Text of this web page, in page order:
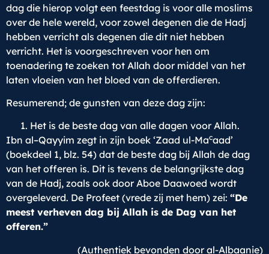
dag die hierop volgt een feestdag is voor alle moslims
over de hele wereld, voor zowel degenen die de Hadj
hebben verricht als degenen die dit niet hebben
verricht. Het is voorgeschreven voor hen om
toenadering te zoeken tot Allah door middel van het
laten vloeien van het bloed van de offerdieren.
Resumerend; de gunsten van deze dag zijn:
Het is de beste dag van alle dagen voor Allah.
Ibn al–Qayyim zegt in zijn boek ‘Zaad ul-Macaad’
(boekdeel 1, blz. 54) dat de beste dag bij Allah de dag
van het offeren is. Dit is tevens de belangrijkste dag
van de Hadj, zoals ook door Aboe Daawoed wordt
overgeleverd. De Profeet (vrede zij met hem) zei: “De
meest verheven dag bij Allah is de Dag van het
offeren.”
(Authentiek bevonden door al-Albaanie)